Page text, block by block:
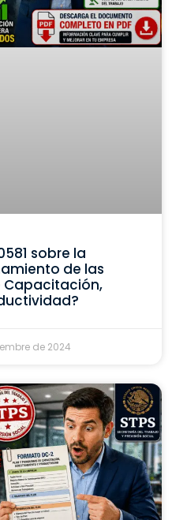
sobre la
de las
Capacitación,
de 2024